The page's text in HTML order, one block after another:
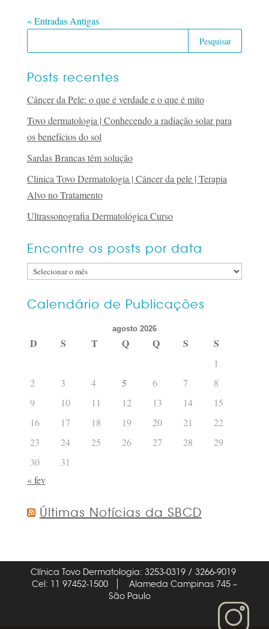
« Entradas Antigas
Posts recentes
Câncer da Pele: o que é verdade e o que é mito
Tovo dermatologia | Conhecendo a radiação solar para
os benefícios do sol
Sardas Brancas têm solução
Clinica Tovo Dermatologia | Câncer da pele | Terapia
Alvo no Tratamento
Ultrassonografia Dermatológica Curso
Encontre os posts por data
Encontre
posts
Calendário de Publicações
agosto 2026
D S T Q Q S S
1
2
3 4 5 6 7
8
9
10 11 12 13 14
15
16
17 18 19 20 21
22
23
24 25 26 27 28
29
30
31
« fev
Últimas Notícias da SBCD
Clínica Tovo Dermatologia: 3253-0319 / 3266-9019
Cel: 11 97452-1500
Alameda Campinas 745 –
São Paulo